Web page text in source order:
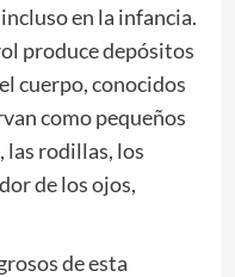
en la infancia.
produce depósitos
cuerpo, conocidos
como pequeños
las rodillas, los
de los ojos,
de esta